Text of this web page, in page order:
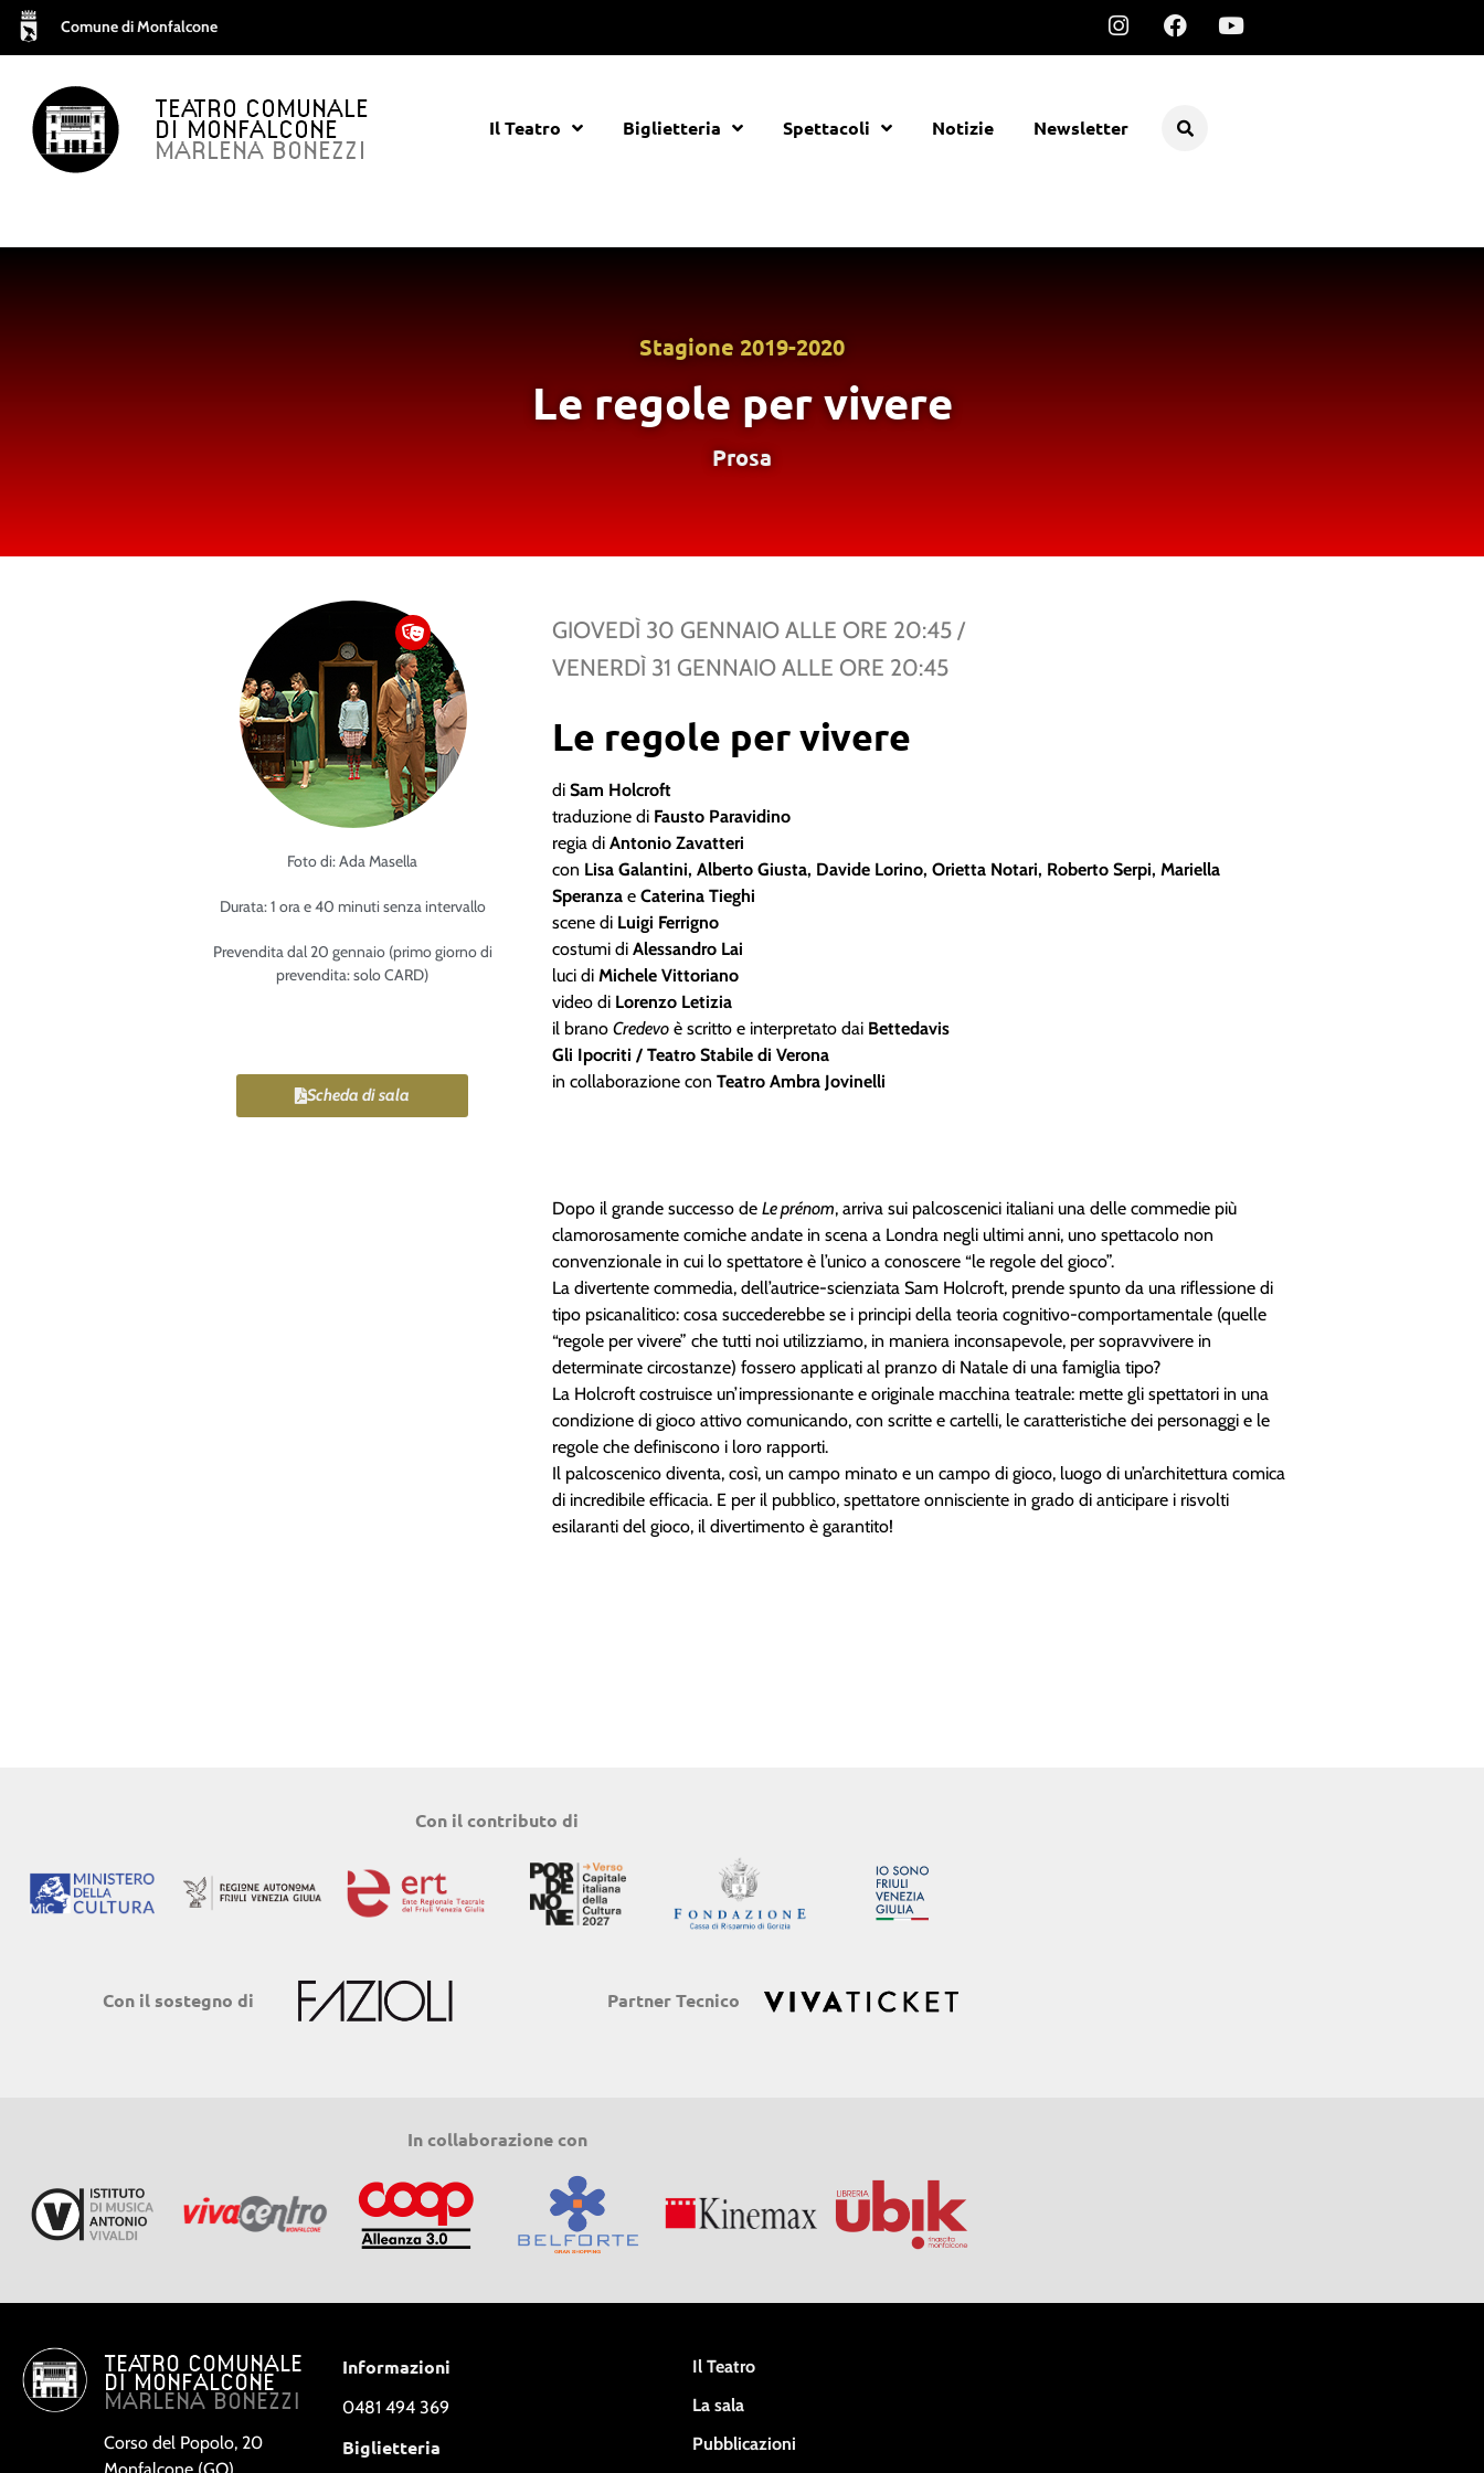
Comune di Monfalcone
TEATRO COMUNALE
DI MONFALCONE
MARLENA BONEZZI
Il Teatro Biglietteria Spettacoli Notizie Newsletter
Stagione 2019-2020
Le regole per vivere
Prosa
Foto di: Ada Masella
Durata: 1 ora e 40 minuti senza intervallo
Prevendita dal 20 gennaio (primo giorno di
prevendita: solo CARD)
Scheda di sala
GIOVEDÌ 30 GENNAIO ALLE ORE 20:45 /
VENERDÌ 31 GENNAIO ALLE ORE 20:45
Le regole per vivere
diSam Holcroft
traduzione di Fausto Paravidino
regia diAntonio Zavatteri
con Lisa Galantini, Alberto Giusta, Davide Lorino, Orietta Notari, Roberto Serpi, Mariella
SperanzaeCaterina Tieghi
scene di Luigi Ferrigno
costumi diAlessandro Lai
luci diMichele Vittoriano
video di Lorenzo Letizia
il branoCredevo è scritto e interpretato dai Bettedavis
Gli Ipocriti / Teatro Stabile di Verona
in collaborazione conTeatro Ambra Jovinelli
Dopo il grande successo deLe prénom, arriva sui palcoscenici italiani una delle commedie più
clamorosamente comiche andate in scena a Londra negli ultimi anni, uno spettacolo non
convenzionale in cui lo spettatore è l’unico a conoscere “le regole del gioco”.
La divertente commedia, dell’autrice-scienziata Sam Holcroft, prende spunto da una riflessione di
tipo psicanalitico: cosa succederebbe se i principi della teoria cognitivo-comportamentale (quelle
“regole per vivere” che tutti noi utilizziamo, in maniera inconsapevole, per sopravvivere in
determinate circostanze) fossero applicati al pranzo di Natale di una famiglia tipo?
La Holcroft costruisce un’impressionante e originale macchina teatrale: mette gli spettatori in una
condizione di gioco attivo comunicando, con scritte e cartelli, le caratteristiche dei personaggi e le
regole che definiscono i loro rapporti.
Il palcoscenico diventa, così, un campo minato e un campo di gioco, luogo di un’architettura comica
di incredibile efficacia. E per il pubblico, spettatore onnisciente in grado di anticipare i risvolti
esilaranti del gioco, il divertimento è garantito!
Con il contributo di
Con il sostegno di Partner Tecnico
In collaborazione con
TEATRO COMUNALE
DI MONFALCONE
MARLENA BONEZZI
Corso del Popolo, 20
Informazioni
0481 494 369
Biglietteria
Il Teatro
La sala
Pubblicazioni